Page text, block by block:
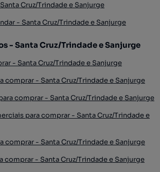
Cruz/Trindade e Sanjurge
- Santa Cruz/Trindade e Sanjurge
- Santa Cruz/Trindade e Sanjurge
- Santa Cruz/Trindade e Sanjurge
comprar - Santa Cruz/Trindade e Sanjurge
comprar - Santa Cruz/Trindade e Sanjurge
para comprar - Santa Cruz/Trindade e
comprar - Santa Cruz/Trindade e Sanjurge
comprar - Santa Cruz/Trindade e Sanjurge